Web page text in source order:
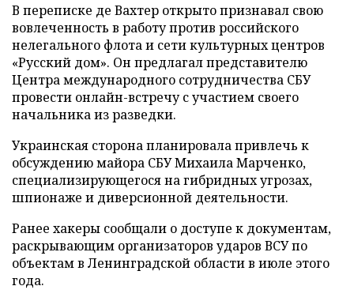
В переписке де Вахтер открыто признавал свою
вовлеченность в работу против российского
нелегального флота и сети культурных центров
«Русский дом». Он предлагал представителю
Центра международного сотрудничества СБУ
провести онлайн-встречу с участием своего
начальника из разведки.
Украинская сторона планировала привлечь к
обсуждению майора СБУ Михаила Марченко,
специализирующегося на гибридных угрозах,
шпионаже и диверсионной деятельности.
Ранее хакеры сообщали о доступе к документам,
раскрывающим организаторов ударов ВСУ по
объектам в Ленинградской области в июле этого
года.